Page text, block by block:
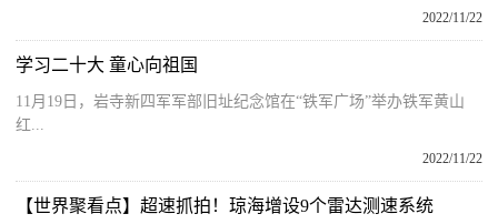
2022/11/22
学习二十大 童心向祖国
11月19日，岩寺新四军军部旧址纪念馆在“铁军广场”举办铁军黄山
红...
2022/11/22
【世界聚看点】超速抓拍！琼海增设9个雷达测速系统